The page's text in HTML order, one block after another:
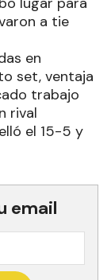
a tie
en
set, ventaja
trabajo
rival
el 15-5 y
email